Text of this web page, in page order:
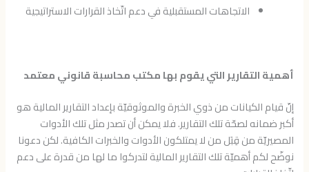
الاتجاهات المستقبلية في دعم اتّخاذ القرارات الاستراتيجية
أهمية التقارير التي يقوم بها مكتب محاسبة قانوني معتمد
إنّ قيام الكيانات من ذوي الخبرة والموثوقيّة بإعداد التقارير المالية هو
أكبر ضمانه لصحّة تلك التقارير. فلا يمكن أن تصدر مثل تلك الأدوات
المصيريّة من قِبَل من لا يمتلكون الأدوات والخبرات الكافية. لكن دعونا
نوضّح لكم أهميّة تلك التقارير المالية لتدركوا ما لها من قدرة على دعم